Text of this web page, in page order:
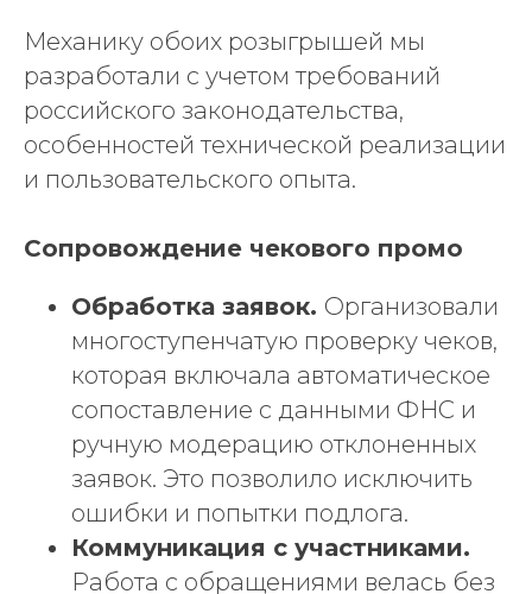
Механику обоих розыгрышей мы
разработали с учетом требований
российского законодательства,
особенностей технической реализации
и пользовательского опыта.
Сопровождение чекового промо
Обработка заявок. Организовали
многоступенчатую проверку чеков,
которая включала автоматическое
сопоставление с данными ФНС и
ручную модерацию отклоненных
заявок. Это позволило исключить
ошибки и попытки подлога.
Коммуникация с участниками.
Работа с обращениями велась без